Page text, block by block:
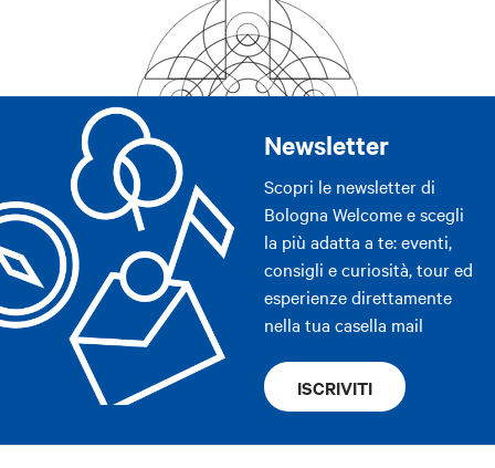
Newsletter
Scopri le newsletter di
Bologna Welcome e scegli
la più adatta a te: eventi,
consigli e curiosità, tour ed
esperienze direttamente
nella tua casella mail
ISCRIVITI